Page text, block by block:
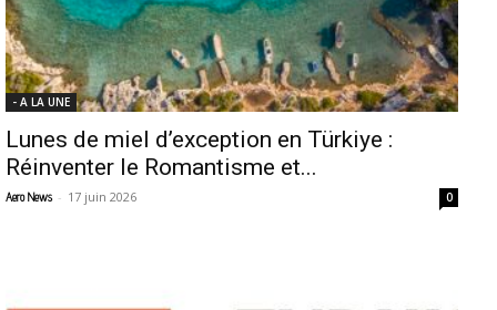
- A LA UNE
Lunes de miel d’exception en Türkiye :
Réinventer le Romantisme et...
Aero News - 17 juin 2026 0